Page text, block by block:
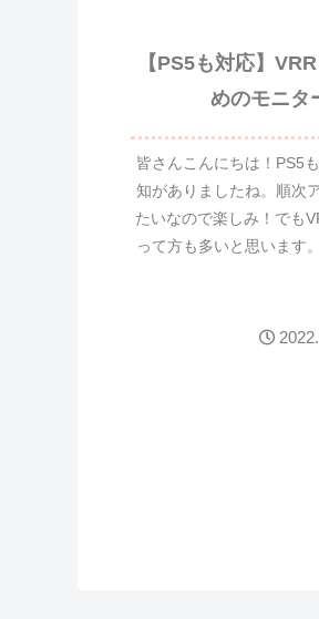
【PS5も対応】
めのモニタ
皆さんこんにちは！PS5
知がありましたね。順次
たいなので楽しみ！でも
って方も多いと思います